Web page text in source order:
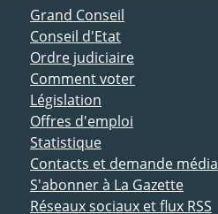
ACCÈS DIRECT
Grand Conseil
Conseil d'Etat
Ordre judiciaire
Comment voter
Législation
Offres d'emploi
Statistique
Contacts et demande média
S'abonner à La Gazette
Réseaux sociaux et flux RSS